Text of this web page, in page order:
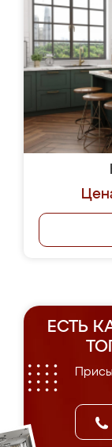
ЕСТЬ